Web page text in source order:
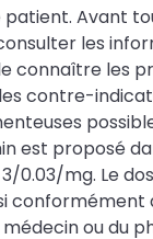
patient. Avant
les
connaître les
contre-
est proposé
0.03/mg. Le
conformément
ou du